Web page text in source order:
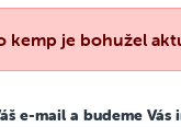
kemp je bohužel
e-mail a budeme